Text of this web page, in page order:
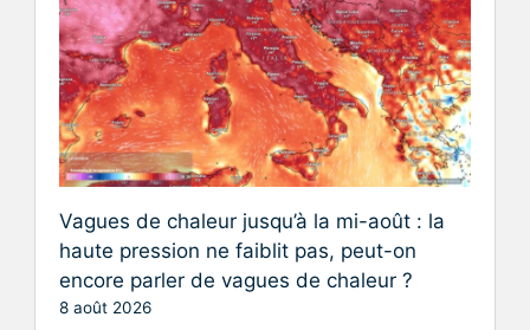
Vagues de chaleur jusqu’à la mi-août : la
haute pression ne faiblit pas, peut-on
encore parler de vagues de chaleur ?
8 août 2026